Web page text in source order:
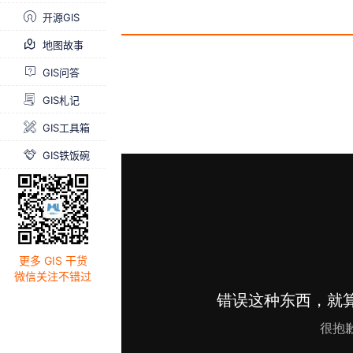
开源GIS
地图故事
GIS问答
GIS札记
GIS工具箱
GIS铁饭碗
更多 GIS 干货
微信关注不错过